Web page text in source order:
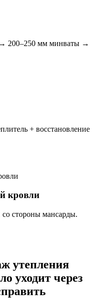
200–250 мм минваты →
+ восстановление
кровли
стороны мансарды.
утепления
уходит через